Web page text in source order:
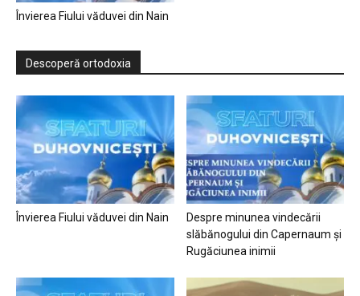
Învierea Fiului văduvei din Nain
Descoperă ortodoxia
Învierea Fiului văduvei din Nain
Despre minunea vindecării
slăbănogului din Capernaum și
Rugăciunea inimii